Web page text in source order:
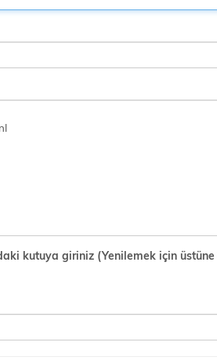
kutuya giriniz (Yenilemek için üstüne